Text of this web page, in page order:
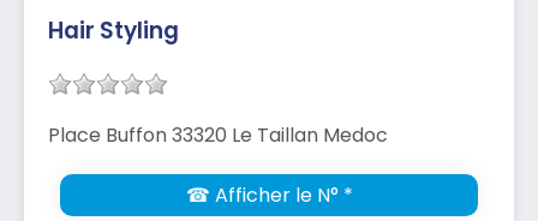
Hair Styling
Place Buffon 33320 Le Taillan Medoc
☎ Afficher le N° *